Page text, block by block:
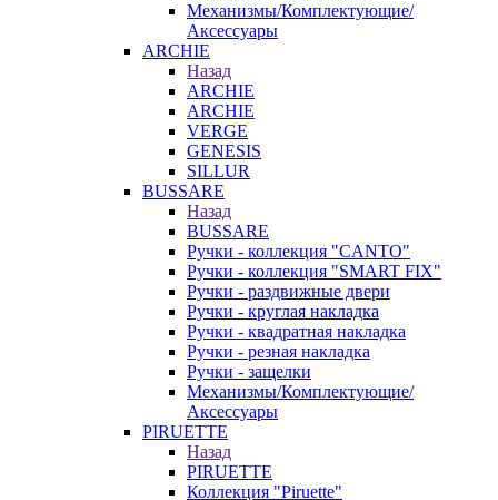
Механизмы/Комплектующие/
Аксессуары
ARCHIE
Назад
ARCHIE
ARCHIE
VERGE
GENESIS
SILLUR
BUSSARE
Назад
BUSSARE
Ручки - коллекция "CANTO"
Ручки - коллекция "SMART FIX"
Ручки - раздвижные двери
Ручки - круглая накладка
Ручки - квадратная накладка
Ручки - резная накладка
Ручки - защелки
Механизмы/Комплектующие/
Аксессуары
PIRUETTE
Назад
PIRUETTE
Коллекция "Piruette"